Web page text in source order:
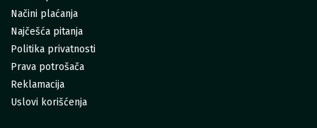
Načini plaćanja
Najčešća pitanja
Politika privatnosti
Prava potrošača
Reklamacija
Uslovi korišćenja